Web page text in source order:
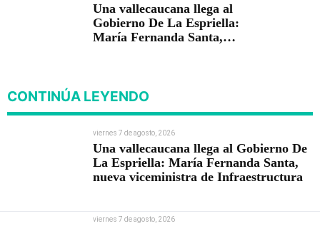
Una vallecaucana llega al
Gobierno De La Espriella:
María Fernanda Santa,
CONTINÚA LEYENDO
viernes 7 de agosto, 2026
Una vallecaucana llega al Gobierno De
La Espriella: María Fernanda Santa,
nueva viceministra de Infraestructura
viernes 7 de agosto, 2026